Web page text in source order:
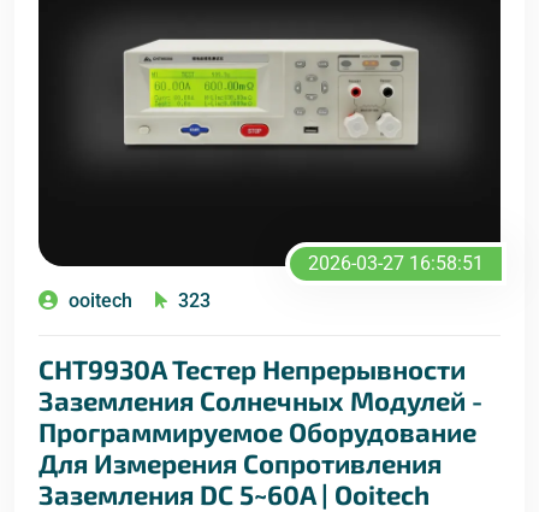
2026-03-27 16:58:51
ooitech
323
CHT9930A Тестер Непрерывности
Заземления Солнечных Модулей -
Программируемое Оборудование
Для Измерения Сопротивления
Заземления DC 5~60A | Ooitech